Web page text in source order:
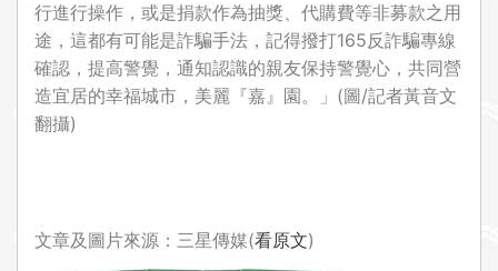
行進行操作，或是捐款作為抽獎、代購費等非募款之用
途，這都有可能是詐騙手法，記得撥打165反詐騙專線
確認，提高警覺，通知認識的親友保持警覺心，共同營
造宜居的幸福城市，美麗『嘉』園。」(圖/記者黃音文
翻攝)
文章及圖片來源：三星傳媒(看原文)